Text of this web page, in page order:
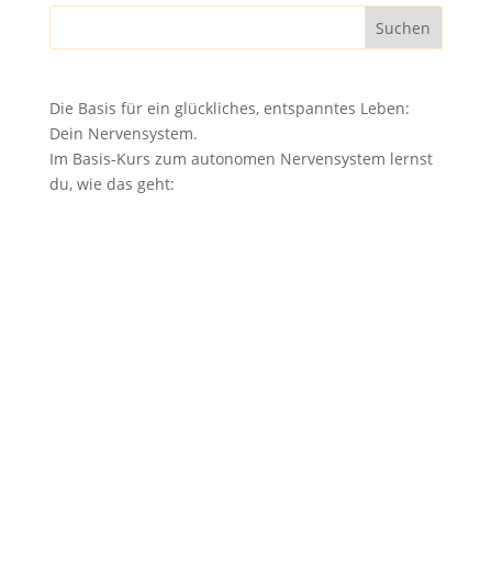
Die Basis für ein glückliches, entspanntes Leben:
Dein Nervensystem.
Im Basis-Kurs zum autonomen Nervensystem lernst
du, wie das geht: